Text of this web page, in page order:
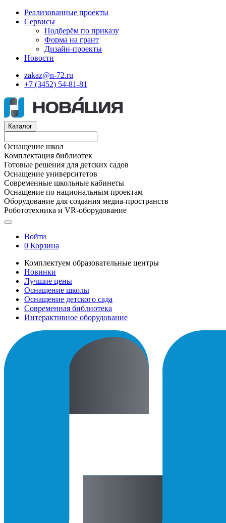
Реализованные проекты
Сервисы
Подберём по приказу
Форма на грант
Дизайн-проекты
Новости
zakaz@n-72.ru
+7 (3452) 54-81-81
Каталог
Оснащение школ
Комплектация библиотек
Готовые решения для детских садов
Оснащение университетов
Современные школьные кабинеты
Оснащение по национальным проектам
Оборудование для создания медиа-пространств
Робототехника и VR-оборудование
Войти
0 Корзина
Комплектуем образовательные центры
Новинки
Лучшие цены
Оснащение школы
Оснащение детского сада
Современная библиотека
Интерактивное оборудование